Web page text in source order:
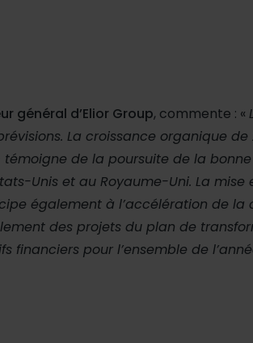
général d’Elior Group, commente : «
La croissance organique de
de la poursuite de la
Unis et au Royaume-Uni. La
également à l’accélération de la
des projets du plan de
financiers pour l’ensemble de